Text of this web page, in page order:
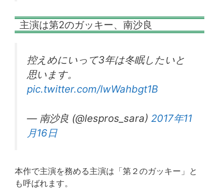
主演は第2のガッキー、南沙良
控えめにいって3年は冬眠したいと
思います。
pic.twitter.com/lwWahbgt1B
— 南沙良 (@lespros_sara) 2017年11
月16日
本作で主演を務める主演は「第２のガッキー」と
も呼ばれます。